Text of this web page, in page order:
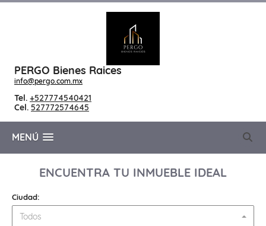
PERGO Bienes Raices
info@pergo.com.mx
Tel. +527774540421
Cel. 527772574645
MENÚ
ENCUENTRA TU INMUEBLE IDEAL
Ciudad:
Todos